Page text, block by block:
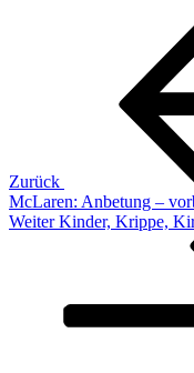
Zurück
McLaren: Anbetung –
Nächster
Weiter Kinder, Krippe,